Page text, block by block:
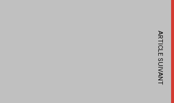
ARTICLE SUIVANT